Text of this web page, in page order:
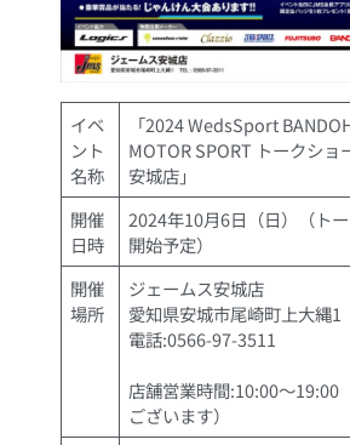
イベ
ント
名称
「2024 WedsSport
MOTOR SPORT トークショ
安城店」
開催
日時
2024年10月6日（日）（ト
開始予定）
開催
場所
ジェームス安城店
愛知県安城市尾崎町上大縄1
電話:0566-97-3511
店舗営業時間:10:00〜19:00
ございます）